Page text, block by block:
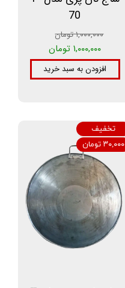
70
۱,۰۰۰,۰۰۰ تومان
۱,۰۰۰,۰۰۰ تومان
افزودن به سبد خرید
تخفیف
۳۰,۰۰۰ تومان